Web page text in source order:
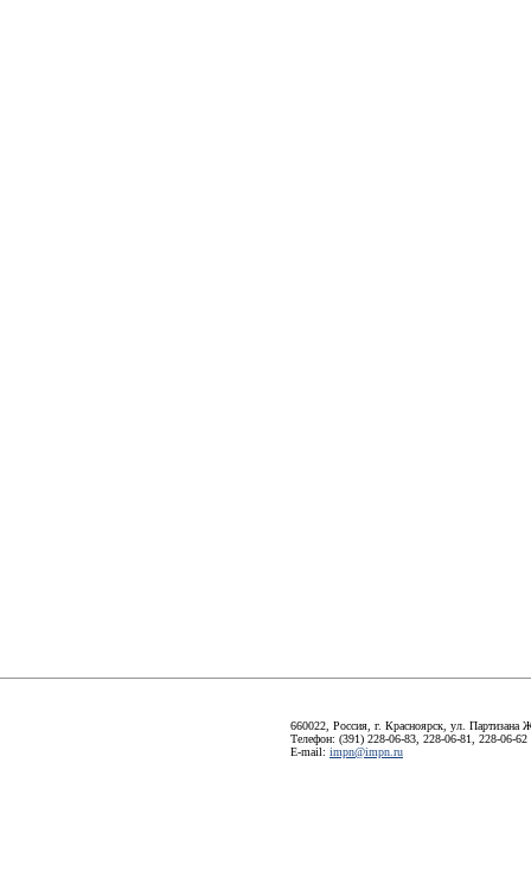
660022, Россия, г. Красноярск, ул. Партизана
Телефон: (391) 228-06-83, 228-06-81, 228-06-62
E-mail: impn@impn.ru